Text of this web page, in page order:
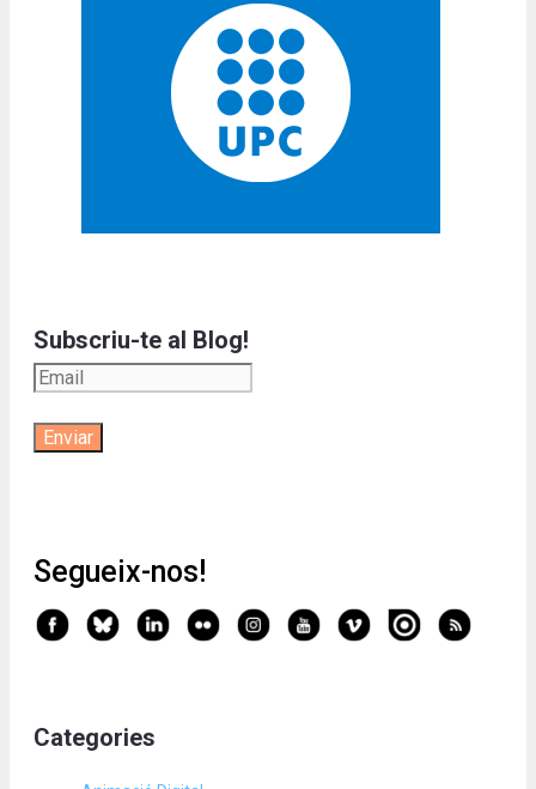
Subscriu-te al Blog!
Segueix-nos!
Categories